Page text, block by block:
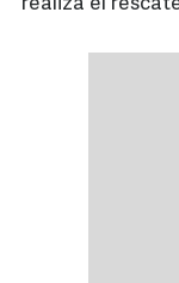
realiza el